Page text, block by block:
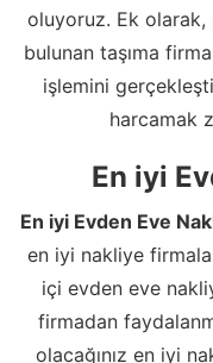
oluyoruz. Ek
bulunan taşıma
işlemini
harcamak
En iyi
En iyi Evden Eve
en iyi nakliye
içi evden eve
firmadan
olacağınız en iyi